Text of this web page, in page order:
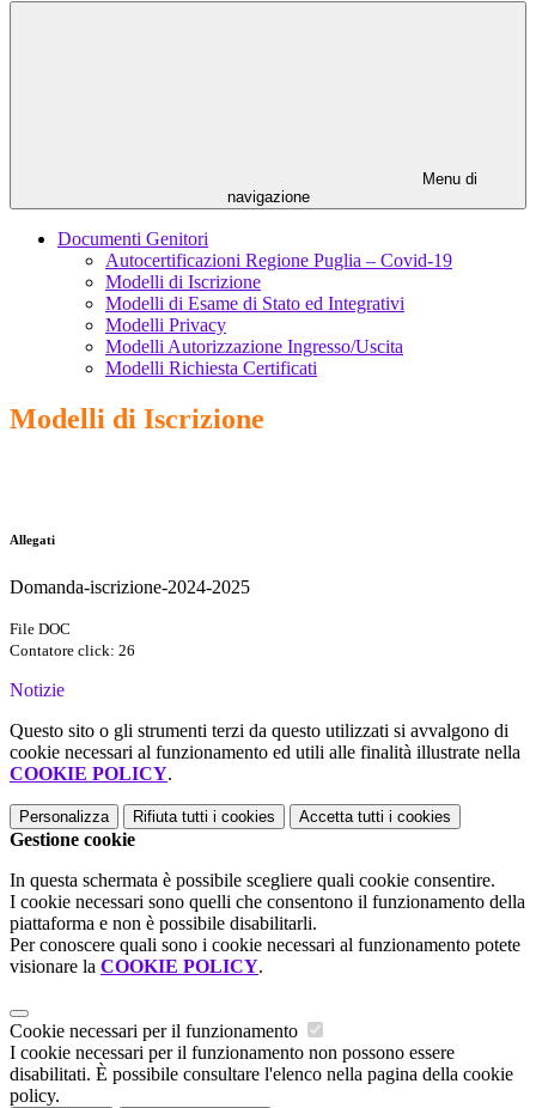
Menu di
navigazione
Documenti Genitori
Autocertificazioni Regione Puglia – Covid-19
Modelli di Iscrizione
Modelli di Esame di Stato ed Integrativi
Modelli Privacy
Modelli Autorizzazione Ingresso/Uscita
Modelli Richiesta Certificati
Modelli di Iscrizione
Allegati
Domanda-iscrizione-2024-2025
File DOC
Contatore click: 26
Notizie
Questo sito o gli strumenti terzi da questo utilizzati si avvalgono di
cookie necessari al funzionamento ed utili alle finalità illustrate nella
COOKIE POLICY.
Personalizza Rifiuta tutti i cookies Accetta tutti i cookies
Gestione cookie
In questa schermata è possibile scegliere quali cookie consentire.
I cookie necessari sono quelli che consentono il funzionamento della
piattaforma e non è possibile disabilitarli.
Per conoscere quali sono i cookie necessari al funzionamento potete
visionare la COOKIE POLICY.
Cookie necessari per il funzionamento
I cookie necessari per il funzionamento non possono essere
disabilitati. È possibile consultare l'elenco nella pagina della cookie
policy.